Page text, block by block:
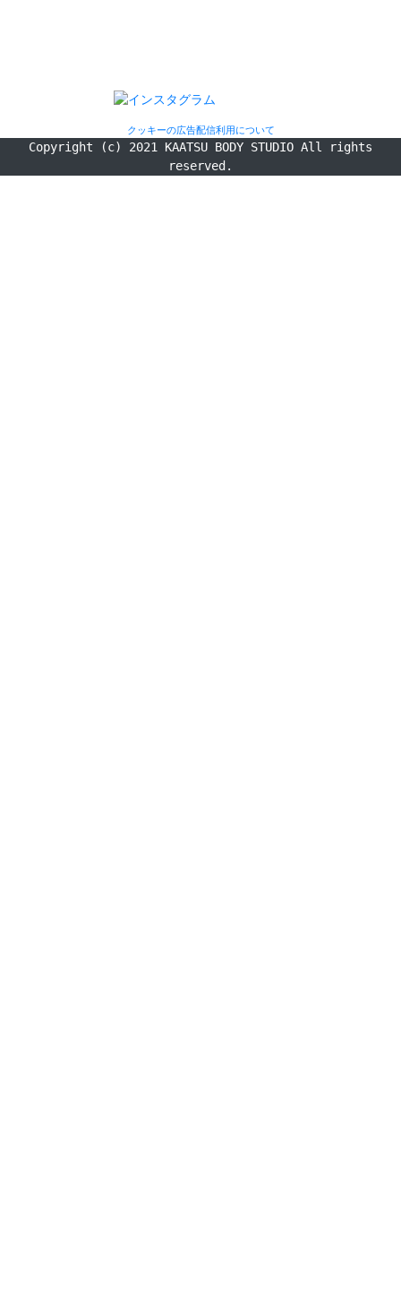
クッキーの広告配信利用について
Copyright (c) 2021 KAATSU BODY STUDIO All rights
reserved.